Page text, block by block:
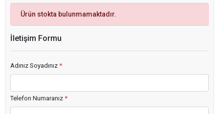
Ürün stokta bulunmamaktadır.
İletişim Formu
Adınız Soyadınız *
Telefon Numaranız *